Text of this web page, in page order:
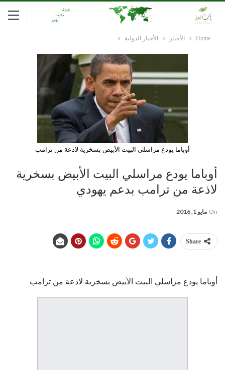
Home الأخبار الأخبار الدولية
أوباما يودع مراسلي البيت الأبيض بسخرية لاذعة من ترامب
أوباما يودع مراسلي البيت الأبيض بسخرية
لاذعة من ترامب بدعم يهودي
On مايو 1, 2016
Share
أوباما يودع مراسلي البيت الأبيض بسخرية لاذعة من ترامب